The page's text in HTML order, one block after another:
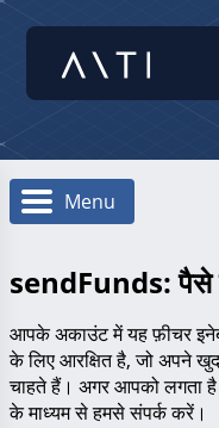
Menu
sendFunds: पैसे
आपके अकाउंट में यह फ़ीचर इनेबल
के लिए आरक्षित है, जो अपने
चाहते हैं। अगर आपको लगता
के माध्यम से हमसे संपर्क करें।